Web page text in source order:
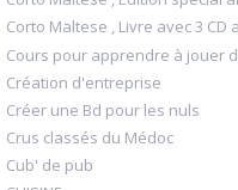
Corto Maltese , Livre avec 3 CD
Cours pour apprendre à jouer
Création d'entreprise
Créer une Bd pour les nuls
Crus classés du Médoc
Cub' de pub